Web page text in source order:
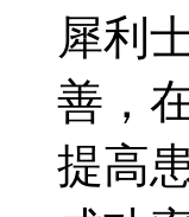
犀利
善，
提高